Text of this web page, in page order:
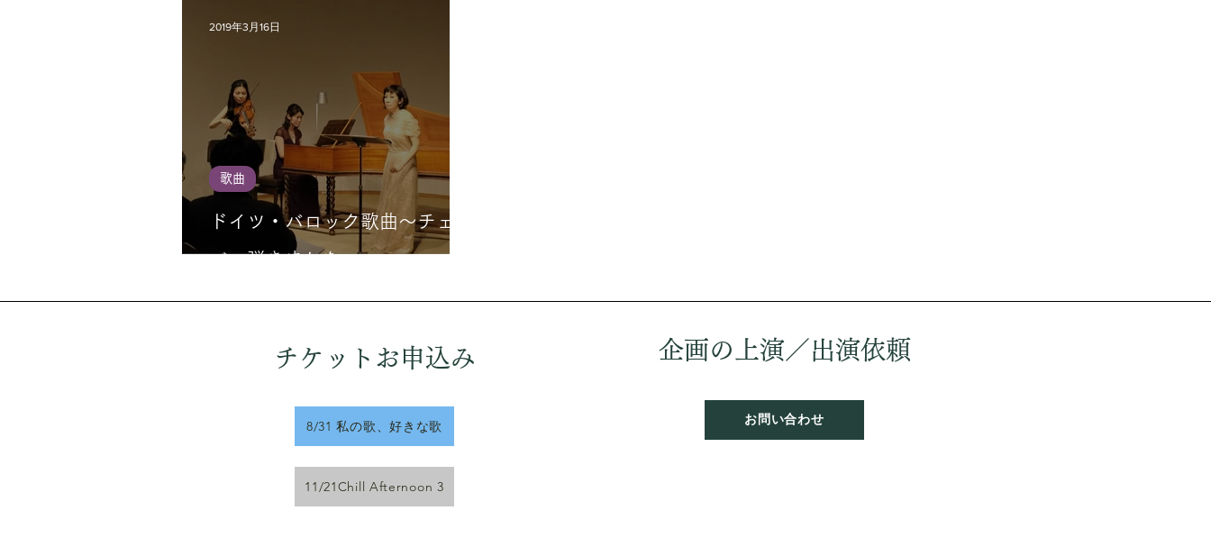
ドイツ・バロック歌曲〜チェン
バロ弾きました♪〜
歌曲
2019年3月16日
チケットお申込み
8/31 私の歌、好きな歌
企画の上演／出演依頼
お問い合わせ
11/21Chill Afternoon 3